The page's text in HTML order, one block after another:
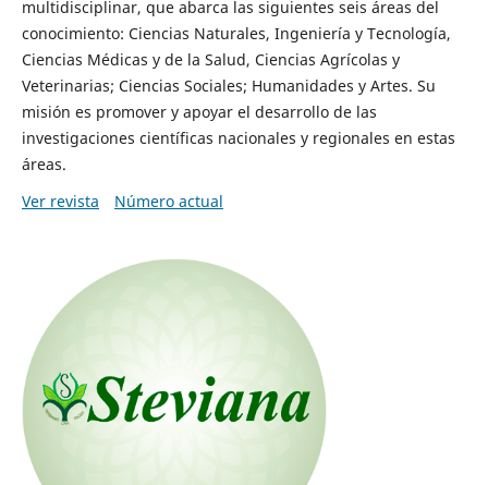
multidisciplinar, que abarca las siguientes seis áreas del
conocimiento: Ciencias Naturales, Ingeniería y Tecnología,
Ciencias Médicas y de la Salud, Ciencias Agrícolas y
Veterinarias; Ciencias Sociales; Humanidades y Artes. Su
misión es promover y apoyar el desarrollo de las
investigaciones científicas nacionales y regionales en estas
áreas.
Ver revista
Número actual